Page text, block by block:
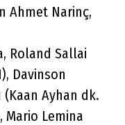
Ahmet Narinç,
Roland Sallai
Davinson
Ayhan dk.
Mario Lemina